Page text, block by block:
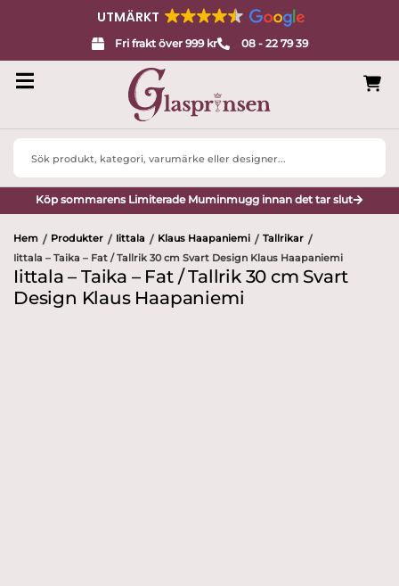
UTMÄRKT
Fri frakt över 999 kr 08 - 22 79 39
Search
Köp sommarens Limiterade Muminmugg innan det tar slut
Hem / Produkter / Iittala / Klaus Haapaniemi / Tallrikar /
Iittala – Taika – Fat / Tallrik 30 cm Svart Design Klaus Haapaniemi
Iittala – Taika – Fat / Tallrik 30 cm Svart
Design Klaus Haapaniemi